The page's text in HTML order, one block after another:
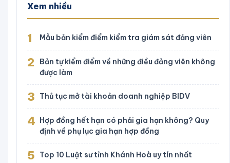
Xem nhiều
1 Mẫu bản kiểm điểm kiểm tra giám sát đảng viên
2
Bản tự kiểm điểm về những điều đảng viên không
được làm
3 Thủ tục mở tài khoản doanh nghiệp BIDV
4 Hợp đồng hết hạn có phải gia hạn không? Quy
định về phụ lục gia hạn hợp đồng
5 Top 10 Luật sư tỉnh Khánh Hoà uy tín nhất